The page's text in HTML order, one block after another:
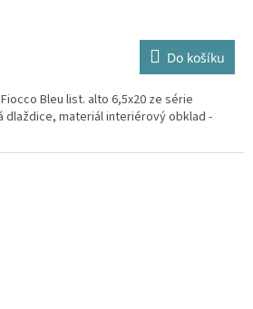
Do košíku
Bleu list. alto 6,5x20 ze série
dlaždice, materiál interiérový obklad -